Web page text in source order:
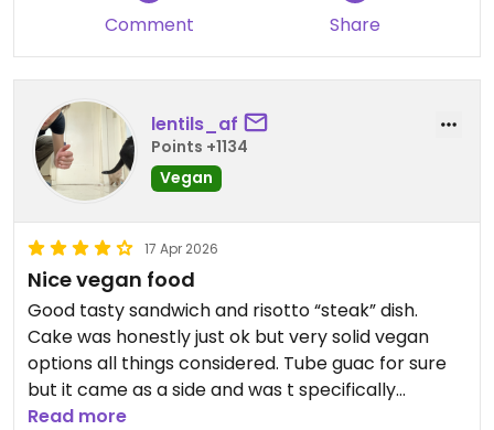
Comment Share
lentils_af
Points +1134
Vegan
17 Apr 2026
Nice vegan food
Good tasty sandwich and risotto “steak” dish.
Cake was honestly just ok but very solid vegan
options all things considered. Tube guac for sure
but it came as a side and was t specifically
ordered so, whatever.
Read more